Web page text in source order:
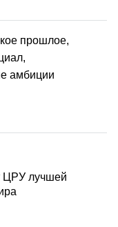
прошлое,
амбиции
ЦРУ лучшей